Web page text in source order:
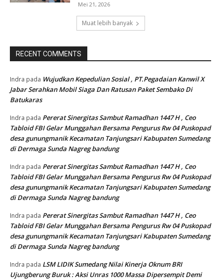
Mei 21, 2026
Muat lebih banyak
RECENT COMMENTS
Indra pada Wujudkan Kepedulian Sosial , PT.Pegadaian Kanwil X
Jabar Serahkan Mobil Siaga Dan Ratusan Paket Sembako Di
Batukaras
Indra pada Pererat Sinergitas Sambut Ramadhan 1447 H , Ceo
Tabloid FBI Gelar Munggahan Bersama Pengurus Rw 04 Puskopad
desa gunungmanik Kecamatan Tanjungsari Kabupaten Sumedang
di Dermaga Sunda Nagreg bandung
Indra pada Pererat Sinergitas Sambut Ramadhan 1447 H , Ceo
Tabloid FBI Gelar Munggahan Bersama Pengurus Rw 04 Puskopad
desa gunungmanik Kecamatan Tanjungsari Kabupaten Sumedang
di Dermaga Sunda Nagreg bandung
Indra pada Pererat Sinergitas Sambut Ramadhan 1447 H , Ceo
Tabloid FBI Gelar Munggahan Bersama Pengurus Rw 04 Puskopad
desa gunungmanik Kecamatan Tanjungsari Kabupaten Sumedang
di Dermaga Sunda Nagreg bandung
Indra pada LSM LIDIK Sumedang Nilai Kinerja Oknum BRI
Ujungberung Buruk : Aksi Unras 1000 Massa Dipersempit Demi